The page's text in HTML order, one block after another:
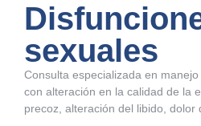
sexuales
Consulta especializada en
con alteración en la calidad de la
precoz, alteración del libido, dolor
¿Desea ponerse
Por favor,
me pondré en